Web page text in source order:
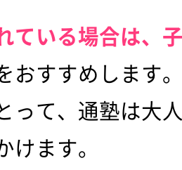
ている場合は、
おすすめします
って、通塾は大
ます。